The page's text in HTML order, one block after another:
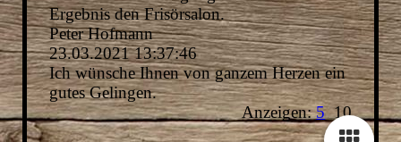
Ergebnis den Frisörsalon.
Peter Hofmann
23.03.2021 13:37:46
Ich wünsche Ihnen von ganzem Herzen ein
gutes Gelingen.
Anzeigen:510